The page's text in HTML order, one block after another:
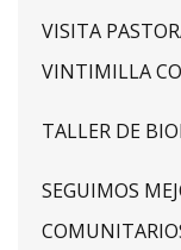
VISITA
VINTIMILLA
TALLER DE
SEGUIMOS